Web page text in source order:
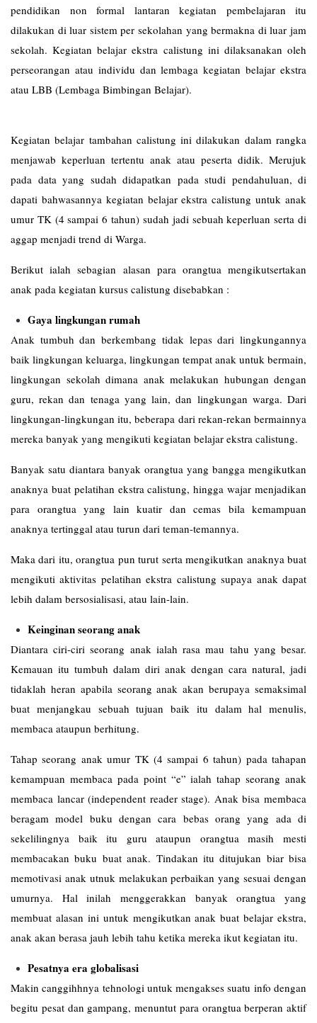
pendidikan non formal lantaran kegiatan pembelajaran itu
dilakukan di luar sistem per sekolahan yang bermakna di luar jam
sekolah. Kegiatan belajar ekstra calistung ini dilaksanakan oleh
perseorangan atau individu dan lembaga kegiatan belajar ekstra
atau LBB (Lembaga Bimbingan Belajar).
Kegiatan belajar tambahan calistung ini dilakukan dalam rangka
menjawab keperluan tertentu anak atau peserta didik. Merujuk
pada data yang sudah didapatkan pada studi pendahuluan, di
dapati bahwasannya kegiatan belajar ekstra calistung untuk anak
umur TK (4 sampai 6 tahun) sudah jadi sebuah keperluan serta di
aggap menjadi trend di Warga.
Berikut ialah sebagian alasan para orangtua mengikutsertakan
anak pada kegiatan kursus calistung disebabkan :
Gaya lingkungan rumah
Anak tumbuh dan berkembang tidak lepas dari lingkungannya
baik lingkungan keluarga, lingkungan tempat anak untuk bermain,
lingkungan sekolah dimana anak melakukan hubungan dengan
guru, rekan dan tenaga yang lain, dan lingkungan warga. Dari
lingkungan-lingkungan itu, beberapa dari rekan-rekan bermainnya
mereka banyak yang mengikuti kegiatan belajar ekstra calistung.
Banyak satu diantara banyak orangtua yang bangga mengikutkan
anaknya buat pelatihan ekstra calistung, hingga wajar menjadikan
para orangtua yang lain kuatir dan cemas bila kemampuan
anaknya tertinggal atau turun dari teman-temannya.
Maka dari itu, orangtua pun turut serta mengikutkan anaknya buat
mengikuti aktivitas pelatihan ekstra calistung supaya anak dapat
lebih dalam bersosialisasi, atau lain-lain.
Keinginan seorang anak
Diantara ciri-ciri seorang anak ialah rasa mau tahu yang besar.
Kemauan itu tumbuh dalam diri anak dengan cara natural, jadi
tidaklah heran apabila seorang anak akan berupaya semaksimal
buat menjangkau sebuah tujuan baik itu dalam hal menulis,
membaca ataupun berhitung.
Tahap seorang anak umur TK (4 sampai 6 tahun) pada tahapan
kemampuan membaca pada point “e” ialah tahap seorang anak
membaca lancar (independent reader stage). Anak bisa membaca
beragam model buku dengan cara bebas orang yang ada di
sekelilingnya baik itu guru ataupun orangtua masih mesti
membacakan buku buat anak. Tindakan itu ditujukan biar bisa
memotivasi anak utnuk melakukan perbaikan yang sesuai dengan
umurnya. Hal inilah menggerakkan banyak orangtua yang
membuat alasan ini untuk mengikutkan anak buat belajar ekstra,
anak akan berasa jauh lebih tahu ketika mereka ikut kegiatan itu.
Pesatnya era globalisasi
Makin canggihhnya tehnologi untuk mengakses suatu info dengan
begitu pesat dan gampang, menuntut para orangtua berperan aktif